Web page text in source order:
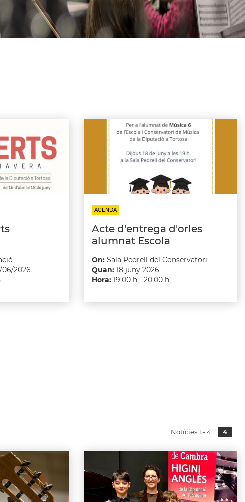
06/2026
AGENDA
Acte d'entrega d'orles
alumnat Escola
On: Sala Pedrell del Conservatori
Quan: 18 juny 2026
Hora: 19:00 h - 20:00 h
Notícies 1 - 4 4